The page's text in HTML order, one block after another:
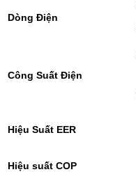
Dòng Điện
Công Suất Điện
Hiệu Suất EER
Hiệu suất COP